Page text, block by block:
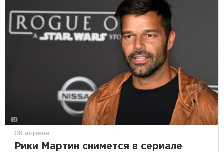
08 апреля
Рики Мартин снимется в сериале